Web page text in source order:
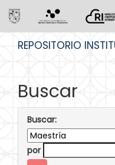
REPOSITORIO
Buscar
Buscar:
por